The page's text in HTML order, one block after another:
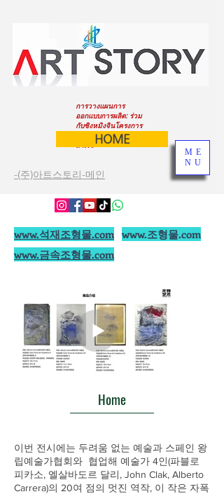
การวางแผนการ
ออกแบบการผลิต: ร่วม
กับซิงหมิงจินโครงการ
ของคุณจะประสบความ
สำเร็จHOME
-(주)아트스토리-메인
www.조형물.com
ME
NU
www.금속조형물.com
www.석재조형물.com
Home
이번 전시에는 두려움 없는 예술과 스페인 왕
립예술가협회와 협업해 예술가 4인(파블로
피카소, 엘살바도르 달리, John Clak, Alberto
Carrera)의 20여 점의 멋진 역작, 이 작은 자폭